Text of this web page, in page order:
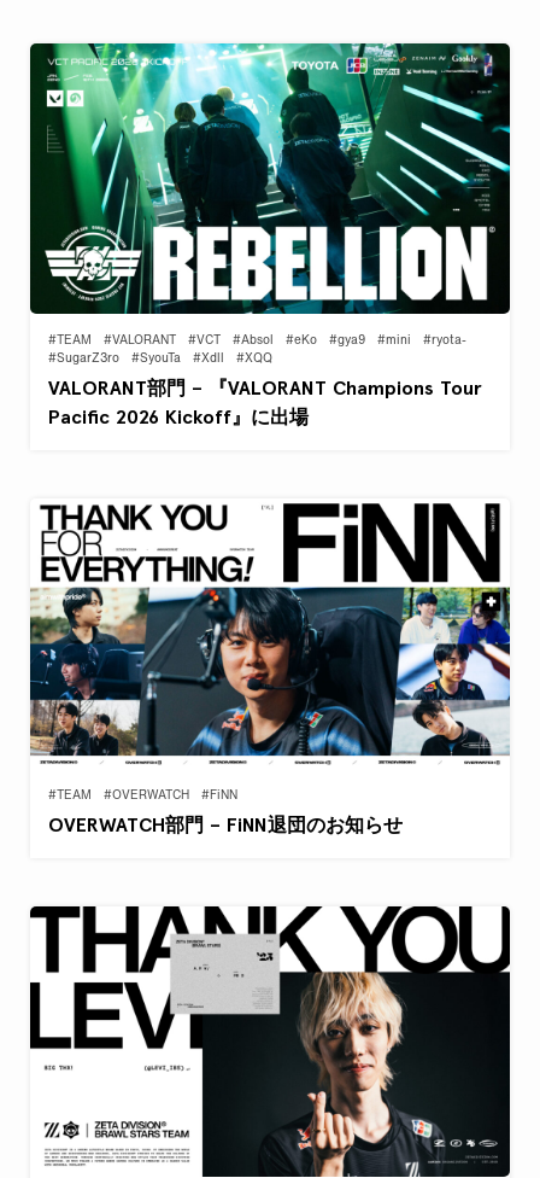
#TEAM #VALORANT #VCT #Absol #eKo #gya9 #mini
#ryota-
#SugarZ3ro
#SyouTa #Xdll #XQQ
VALORANT部門 – 『VALORANT Champions Tour
Pacific 2026 Kickoff』に出場
#TEAM #OVERWATCH #FiNN
OVERWATCH部門 – FiNN退団のお知らせ